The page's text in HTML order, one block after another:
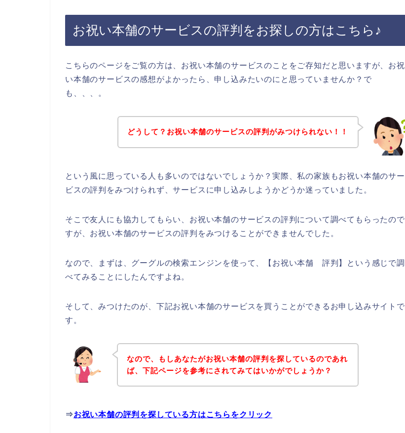
お祝い本舗のサービスの評判をお探しの方はこちら♪
こちらのページをご覧の方は、お祝い本舗のサービスのことをご存知だと思いますが、お祝
い本舗のサービスの感想がよかったら、申し込みたいのにと思っていませんか？で
も、、、。
どうして？お祝い本舗のサービスの評判がみつけられない！！
という風に思っている人も多いのではないでしょうか？実際、私の家族もお祝い本舗のサー
ビスの評判をみつけられず、サービスに申し込みしようかどうか迷っていました。
そこで友人にも協力してもらい、お祝い本舗のサービスの評判について調べてもらったので
すが、お祝い本舗のサービスの評判をみつけることができませんでした。
なので、まずは、グーグルの検索エンジンを使って、【お祝い本舗 評判】という感じで調
べてみることにしたんですよね。
そして、みつけたのが、下記お祝い本舗のサービスを買うことができるお申し込みサイトで
す。
なので、もしあなたがお祝い本舗の評判を探しているのであれ
ば、下記ページを参考にされてみてはいかがでしょうか？
⇒お祝い本舗の評判を探している方はこちらをクリック